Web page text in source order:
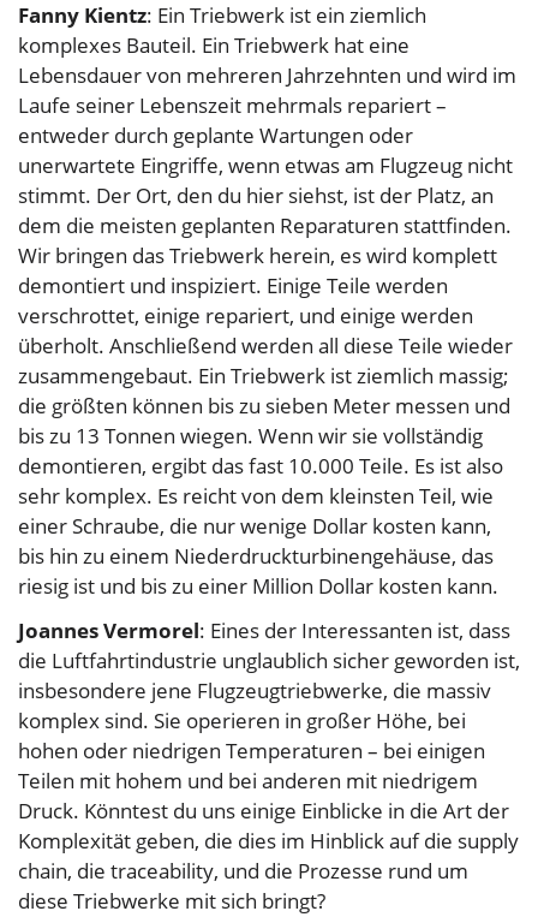
Fanny Kientz: Ein Triebwerk ist ein ziemlich
komplexes Bauteil. Ein Triebwerk hat eine
Lebensdauer von mehreren Jahrzehnten und wird im
Laufe seiner Lebenszeit mehrmals repariert –
entweder durch geplante Wartungen oder
unerwartete Eingriffe, wenn etwas am Flugzeug nicht
stimmt. Der Ort, den du hier siehst, ist der Platz, an
dem die meisten geplanten Reparaturen stattfinden.
Wir bringen das Triebwerk herein, es wird komplett
demontiert und inspiziert. Einige Teile werden
verschrottet, einige repariert, und einige werden
überholt. Anschließend werden all diese Teile wieder
zusammengebaut. Ein Triebwerk ist ziemlich massig;
die größten können bis zu sieben Meter messen und
bis zu 13 Tonnen wiegen. Wenn wir sie vollständig
demontieren, ergibt das fast 10.000 Teile. Es ist also
sehr komplex. Es reicht von dem kleinsten Teil, wie
einer Schraube, die nur wenige Dollar kosten kann,
bis hin zu einem Niederdruckturbinengehäuse, das
riesig ist und bis zu einer Million Dollar kosten kann.
Joannes Vermorel: Eines der Interessanten ist, dass
die Luftfahrtindustrie unglaublich sicher geworden ist,
insbesondere jene Flugzeugtriebwerke, die massiv
komplex sind. Sie operieren in großer Höhe, bei
hohen oder niedrigen Temperaturen – bei einigen
Teilen mit hohem und bei anderen mit niedrigem
Druck. Könntest du uns einige Einblicke in die Art der
Komplexität geben, die dies im Hinblick auf die supply
chain, die traceability, und die Prozesse rund um
diese Triebwerke mit sich bringt?